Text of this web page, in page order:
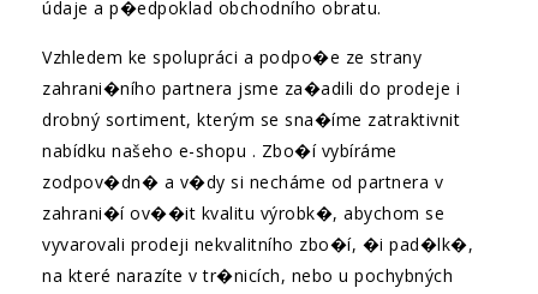
údaje a p�edpoklad obchodního obratu.
Vzhledem ke spolupráci a podpo�e ze strany
zahrani�ního partnera jsme za�adili do prodeje i
drobný sortiment, kterým se sna�íme zatraktivnit
nabídku našeho e-shopu . Zbo�í vybíráme
zodpov�dn� a v�dy si necháme od partnera v
zahrani�í ov��it kvalitu výrobk�, abychom se
vyvarovali prodeji nekvalitního zbo�í, �i pad�lk�,
na které narazíte v tr�nicích, nebo u pochybných